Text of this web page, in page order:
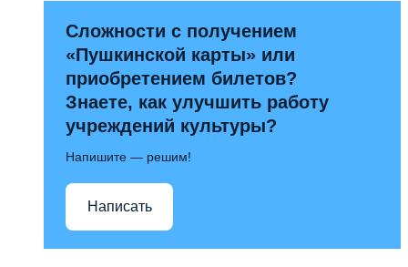
Сложности с получением
«Пушкинской карты» или
приобретением билетов?
Знаете, как улучшить работу
учреждений культуры?
Напишите — решим!
Написать